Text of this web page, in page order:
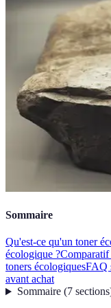
Sommaire
Qu'est-ce qu'un toner
écologique ?Comparatif
toners écologiquesFAQ
avant achat
Sommaire(7 sections